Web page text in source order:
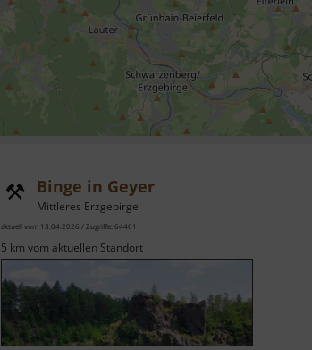
Binge in Geyer
Mittleres Erzgebirge
aktuell vom 13.04.2026 / Zugriffe: 64461
5 km vom aktuellen Standort